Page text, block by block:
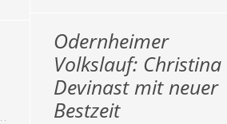
Odernheimer
Volkslauf: Christina
Devinast mit neuer
Bestzeit